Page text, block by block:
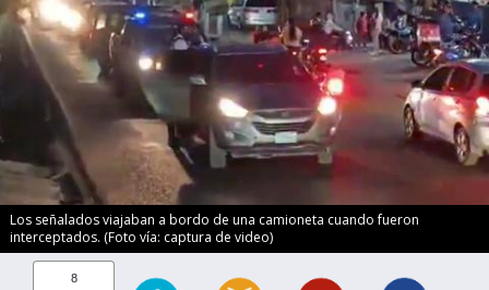
Los señalados viajaban a bordo de una camioneta cuando fueron
interceptados. (Foto vía: captura de video)
8